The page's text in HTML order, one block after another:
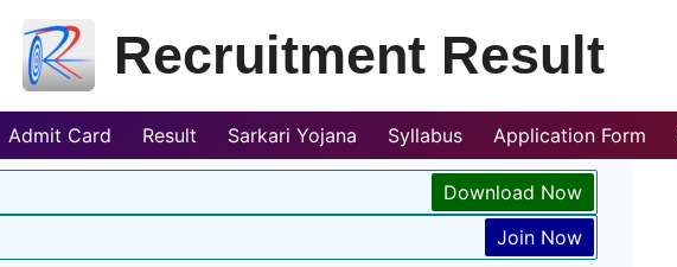
Recruitment Result
Admit Card Result Sarkari Yojana Syllabus Application Form
Download Now
Join Now